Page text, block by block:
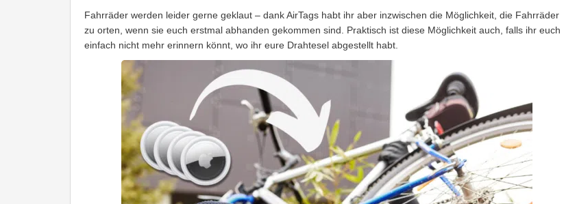
Fahrräder werden leider gerne geklaut – dank AirTags habt ihr aber inzwischen die Möglichkeit, die Fahrräder
zu orten, wenn sie euch erstmal abhanden gekommen sind. Praktisch ist diese Möglichkeit auch, falls ihr euch
einfach nicht mehr erinnern könnt, wo ihr eure Drahtesel abgestellt habt.